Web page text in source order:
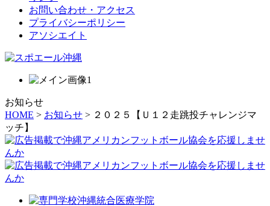
お問い合わせ・アクセス
プライバシーポリシー
アソシエイト
お知らせ
HOME > お知らせ > ２０２５【Ｕ１２走跳投チャレンジマ
ッチ】